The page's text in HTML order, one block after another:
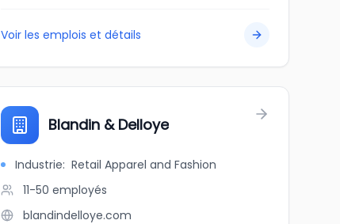
Voir les emplois et détails
Blandin & Delloye
Industrie: Retail Apparel and Fashion
11-50 employés
blandindelloye.com